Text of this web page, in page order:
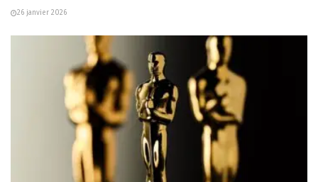
26 janvier 2026